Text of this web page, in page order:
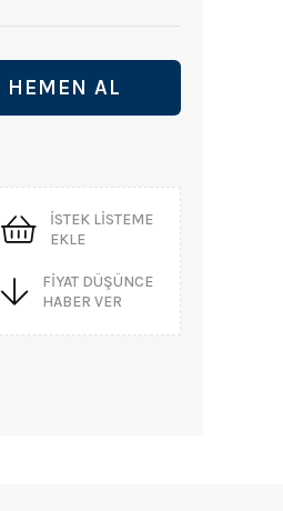
İSTEK LISTEME
EKLE
FIYAT DÜŞÜNCE
HABER VER